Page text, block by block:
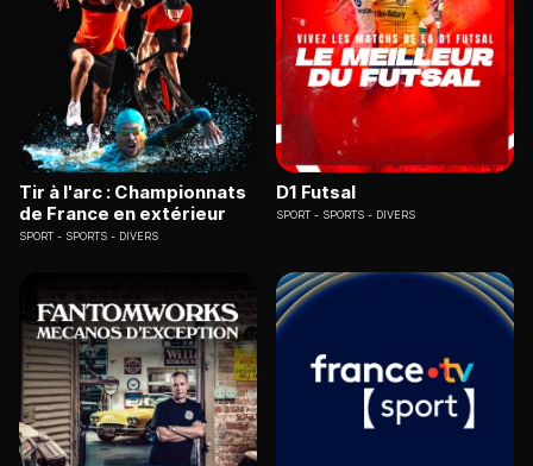
Tir à l'arc : Championnats
de France en extérieur
SPORT SPORTS - DIVERS
D1 Futsal
SPORT SPORTS - DIVERS